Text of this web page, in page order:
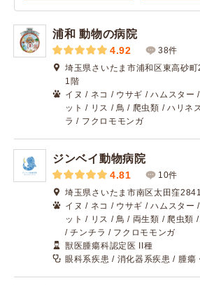
浦和 動物の病院
4.92
38件
埼玉県さいたま市浦和区東高砂
1階
イヌ / ネコ / ウサギ / ハムスター
ット / リス / 鳥 / 爬虫類 / ハリネ
ラ / フクロモモンガ
ジンベイ動物病院
4.81
10件
埼玉県さいたま市南区太田窪
イヌ / ネコ / ウサギ / ハムスター
ット / リス / 鳥 / 両生類 / 爬虫類
/ チンチラ / フクロモモンガ
獣医腫瘍科認定医 II種
眼科系疾患 / 消化器系疾患 / 腫瘍